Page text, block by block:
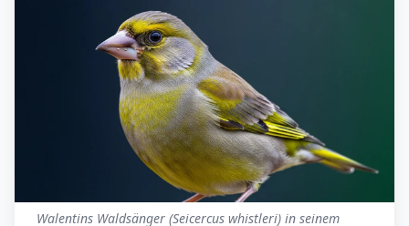
Walentins Waldsänger (Seicercus whistleri) in seinem